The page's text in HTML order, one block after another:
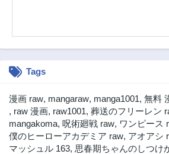
第39.1話
第38.2話
3ヶ月前
第38.1
3ヶ月前
第37.3話
3ヶ月前
第37.2
3ヶ月前
Tags
漫画 raw, mangaraw, manga1001, 無料
, raw 漫画, raw1001, 葬送のフリーレン
mangakoma, 呪術廻戦 raw, ワンピース
僕のヒーローアカデミア raw, アオアシ
マッシュル 163, 思春期ちゃんのしつけ